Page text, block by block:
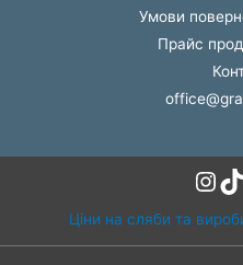
Умови
Прайс
Ціни на сляби та